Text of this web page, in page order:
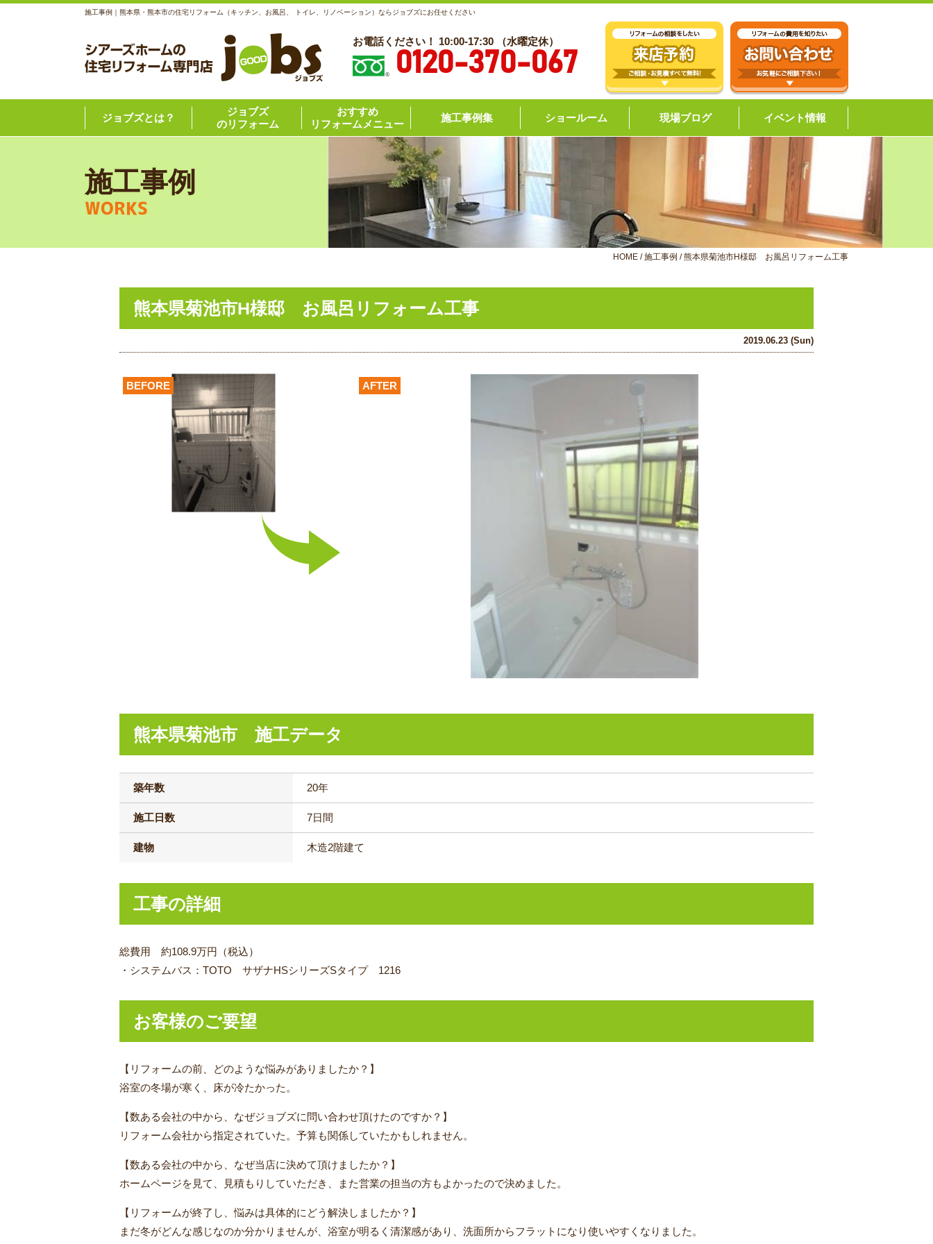
施工事例｜熊本県・熊本市の住宅リフォーム（キッチン、お風呂、 トイレ、リノベーション）ならジョブズにお任せください
お電話ください！ 10:00-17:30 （水曜定休）
0120-370-067
ジョブズとは？
ジョブズ
のリフォーム
おすすめ
リフォームメニュー
施工事例集 ショールーム 現場ブログ イベント情報
施工事例
WORKS
HOME /施工事例 /熊本県菊池市H様邸 お風呂リフォーム工事
熊本県菊池市H様邸 お風呂リフォーム工事
2019.06.23 (Sun)
AFTER
BEFORE
熊本県菊池市 施工データ
築年数 20年
施工日数 7日間
建物 木造2階建て
工事の詳細
総費用 約108.9万円（税込）
・システムバス：TOTO サザナHSシリーズSタイプ 1216
お客様のご要望
【リフォームの前、どのような悩みがありましたか？】
浴室の冬場が寒く、床が冷たかった。
【数ある会社の中から、なぜジョブズに問い合わせ頂けたのですか？】
リフォーム会社から指定されていた。予算も関係していたかもしれません。
【数ある会社の中から、なぜ当店に決めて頂けましたか？】
ホームページを見て、見積もりしていただき、また営業の担当の方もよかったので決めました。
【リフォームが終了し、悩みは具体的にどう解決しましたか？】
まだ冬がどんな感じなのか分かりませんが、浴室が明るく清潔感があり、洗面所からフラットになり使いやすくなりました。